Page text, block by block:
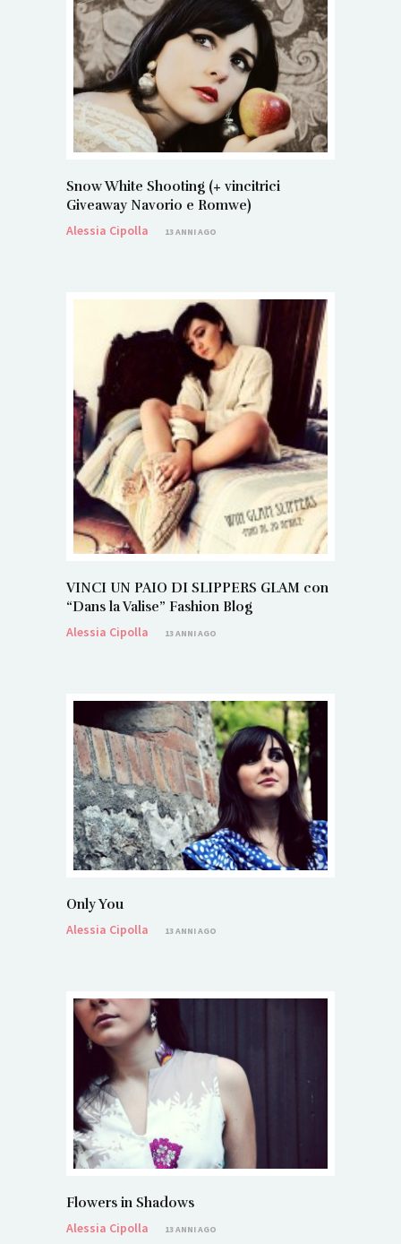
Snow White Shooting (+ vincitrici
Giveaway Navorio e Romwe)
Alessia Cipolla
13 ANNI AGO
VINCI UN PAIO DI SLIPPERS GLAM con
“Dans la Valise” Fashion Blog
Alessia Cipolla
13 ANNI AGO
Only You
Alessia Cipolla
13 ANNI AGO
Flowers in Shadows
Alessia Cipolla
13 ANNI AGO